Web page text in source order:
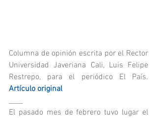
Columna de opinión escrita por el Rector
Universidad Javeriana Cali, Luis Felipe
Artículo original
____
El pasado mes de febrero tuvo lugar el